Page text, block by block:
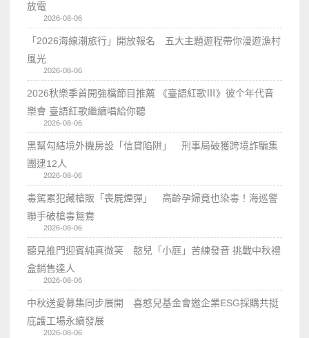
放電
2026-08-06
「2026海線潮旅行」開放報名 五大主題遊程帶你漫遊漁村
風光
2026-08-06
2026秋樂季首開強檔節目推薦 《臺語紅歌Ⅲ》彼个年代音
樂會 臺語紅歌繼續唱給你聽
2026-08-06
黑幫勾結境外機房設「信貸陷阱」 刑事局破獲跨境詐騙集
團逮12人
2026-08-06
毒駕累犯藏槍販「喪屍煙彈」 高齡孕婦竟也染毒！海巡警
聯手破槍毒鴛鴦
2026-08-06
聽見推門迎賓純真微笑 憨兒「小庭」苦練發音 挑戰中秋禮
盒銷售達人
2026-08-06
中秋送愛募集同步展開 喜憨兒基金會邀企業ESG採購共挺
庇護工場永續發展
2026-08-06